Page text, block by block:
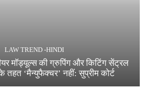
LAW TREND -HINDI
मॉड्यूल्स की ग्रुपिंग और किटिंग सेंट्रल
तहत ‘मैन्युफैक्चर’ नहीं: सुप्रीम कोर्ट